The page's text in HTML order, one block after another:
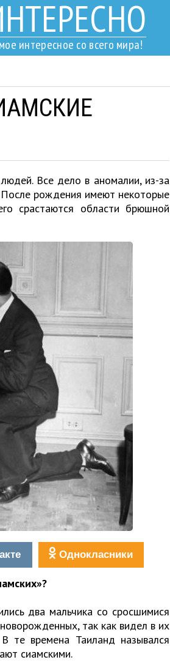
интересное со всего мира!
Все дело в аномалии, из-за
рождения имеют некоторые
срастаются области брюшной
Однокласники
два мальчика со сросшимися
так как видел в их
те времена Таиланд назывался
сиамскими.